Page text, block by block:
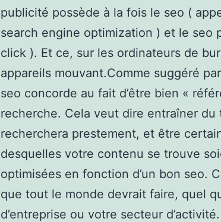
publicité possède à la fois le seo (
search engine optimization ) et le seo
click ). Et ce, sur les ordinateurs de
appareils mouvant.Comme suggéré
seo concorde au fait d’être bien «
recherche. Cela veut dire entraîner
recherchera prestement, et être
desquelles votre contenu se trouve
optimisées en fonction d’un bon seo.
que tout le monde devrait faire, quel
d’entreprise ou votre secteur